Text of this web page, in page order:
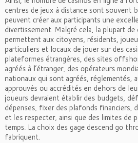
centres de jeux à distance sont souvent
peuvent créer aux participants une
divertissement. Malgré cela, la plupart de
permettent aux citoyens, résidents,
particuliers et locaux de jouer sur des
plateformes étrangères, des sites
agréés à l’étranger, des opérateurs
nationaux qui sont agréés, réglementés,
approuvés ou accrédités en dehors de
joueurs devraient établir des budgets,
dépenses, fixer des plafonds financiers,
et les respecter, ainsi que des limites de
temps. La choix des gage descend go
fabriquent.